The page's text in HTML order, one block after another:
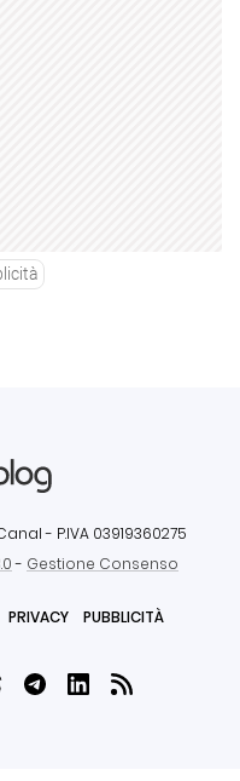
- P.IVA 03919360275
- Gestione Consenso
PRIVACY PUBBLICITÀ